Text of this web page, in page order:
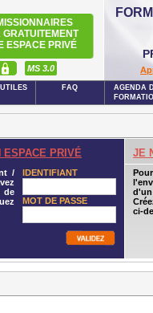
MS 3.0
GRATUITEMENT
ESPACE PRIVÉ
FAQ
AGENDA
ESPACE PRIVÉ
/
de
IDENTIFIANT
MOT DE PASSE
JE
d'un
ci-